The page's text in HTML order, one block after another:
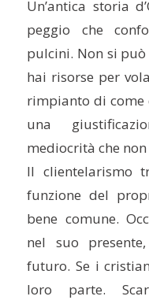
Un’antica storia
peggio che
pulcini. Non si
hai risorse per
rimpianto di come
una
mediocrità che
Il clientelarismo
funzione del
bene comune.
nel suo
futuro. Se i
loro parte.